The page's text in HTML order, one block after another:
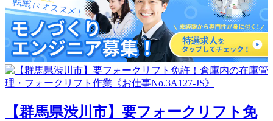
【群馬県渋川市】要フォークリフト免